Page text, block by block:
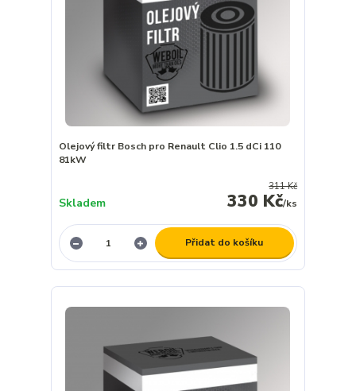
Olejový filtr Bosch pro Renault Clio 1.5 dCi 110
81kW
311 Kč
330 Kč/ks
Skladem
Přidat do košíku